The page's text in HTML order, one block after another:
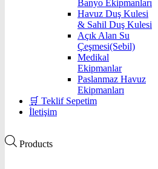
Banyo Ekipmanları
Havuz Duş Kulesi
& Sahil Duş Kulesi
Açık Alan Su
Çeşmesi(Sebil)
Medikal
Ekipmanlar
Paslanmaz Havuz
Ekipmanları
🛒 Teklif Sepetim
İletişim
Products